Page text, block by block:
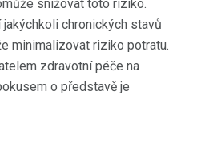
snižovat toto riziko.
chronických stavů
minimalizovat riziko potratu.
zdravotní péče na
o představě je